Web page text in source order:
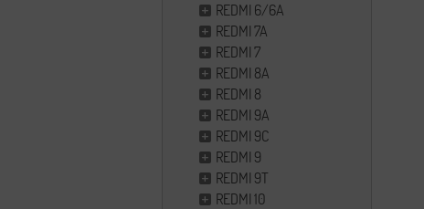
REDMI 6/6A
REDMI 7A
REDMI 7
REDMI 8A
REDMI 8
REDMI 9A
REDMI 9C
REDMI 9
REDMI 9T
REDMI 10